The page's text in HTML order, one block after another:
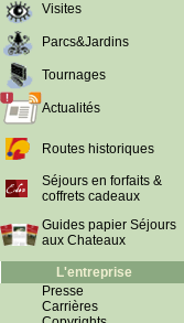
Visites
Parcs&Jardins
Tournages
Actualités
Routes historiques
Séjours en forfaits &
coffrets cadeaux
Guides papier Séjours
aux Chateaux
L'entreprise
Presse
Carrières